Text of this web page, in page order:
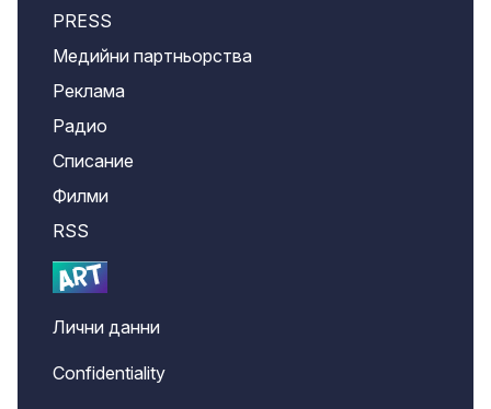
PRESS
Медийни партньорства
Реклама
Радио
Списание
Филми
RSS
Лични данни
Confidentiality